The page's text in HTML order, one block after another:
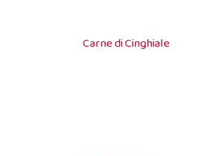
Carne di Cinghiale